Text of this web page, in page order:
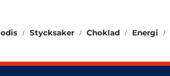
Stycksaker Choklad Energi